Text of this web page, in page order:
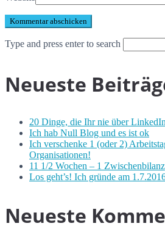
Type and press enter to search
Neueste
20 Dinge, die Ihr nie über
Ich hab Null Blog und es ist ok
Ich verschenke 1 (oder 2)
Organisationen!
11 1/2 Wochen – 1 Zwischenbilanz
Los geht’s! Ich gründe am
Neueste